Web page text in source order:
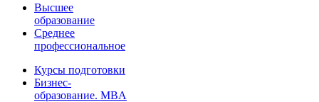
Высшее
образование
Среднее
профессиональное
Курсы подготовки
Бизнес-
образование. MBA